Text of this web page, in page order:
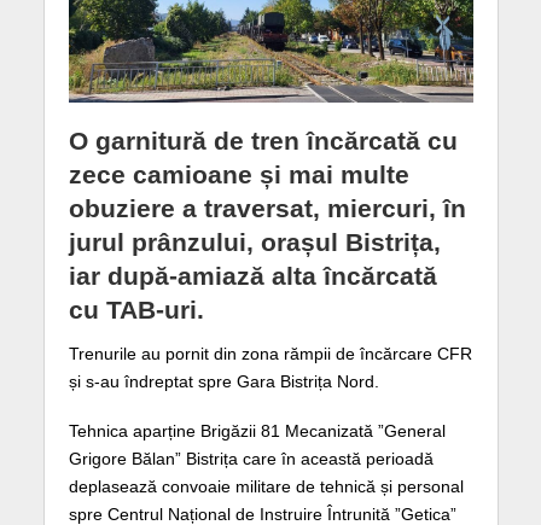
O garnitură de tren încărcată cu
zece camioane și mai multe
obuziere a traversat, miercuri, în
jurul prânzului, orașul Bistrița,
iar după-amiază alta încărcată
cu TAB-uri.
Trenurile au pornit din zona rămpii de încărcare CFR
și s-au îndreptat spre Gara Bistrița Nord.
Tehnica aparține Brigăzii 81 Mecanizată ”General
Grigore Bălan” Bistrița care în această perioadă
deplasează convoaie militare de tehnică și personal
spre Centrul Național de Instruire Întrunită ”Getica”